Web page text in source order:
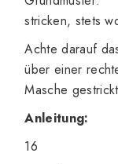
stricken, stets
Achte darauf
über einer
Masche
16